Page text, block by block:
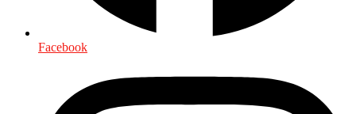
Facebook